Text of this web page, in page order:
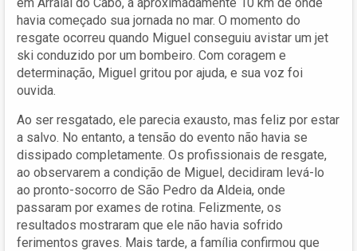
havia começado sua jornada no mar. O momento do
resgate ocorreu quando Miguel conseguiu avistar um jet
ski conduzido por um bombeiro. Com coragem e
determinação, Miguel gritou por ajuda, e sua voz foi
ouvida.
Ao ser resgatado, ele parecia exausto, mas feliz por estar
a salvo. No entanto, a tensão do evento não havia se
dissipado completamente. Os profissionais de resgate,
ao observarem a condição de Miguel, decidiram levá-lo
ao pronto-socorro de São Pedro da Aldeia, onde
passaram por exames de rotina. Felizmente, os
resultados mostraram que ele não havia sofrido
ferimentos graves. Mais tarde, a família confirmou que